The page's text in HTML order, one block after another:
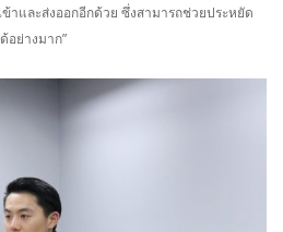
าและส่งออกอีกด้วย ซึ่งสามารถช่วยประหยัด
อย่างมาก”